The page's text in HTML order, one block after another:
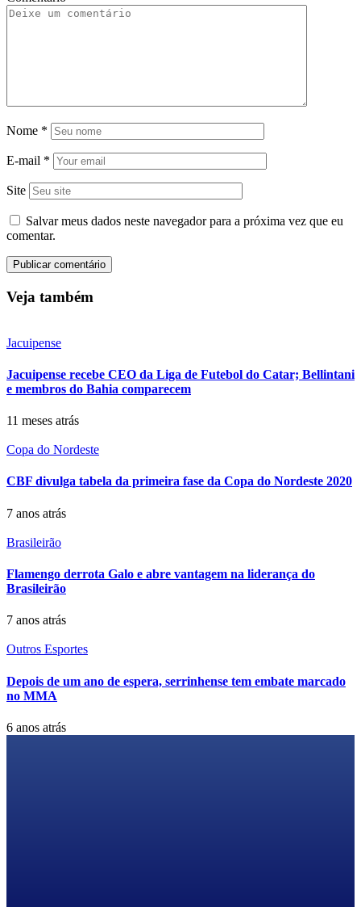
Nome *
E-mail *
Site
Salvar meus dados neste navegador para a próxima vez que eu
comentar.
Veja também
Jacuipense
Jacuipense recebe CEO da Liga de Futebol do Catar; Bellintani
e membros do Bahia comparecem
11 meses atrás
Copa do Nordeste
CBF divulga tabela da primeira fase da Copa do Nordeste 2020
7 anos atrás
Brasileirão
Flamengo derrota Galo e abre vantagem na liderança do
Brasileirão
7 anos atrás
Outros Esportes
Depois de um ano de espera, serrinhense tem embate marcado
no MMA
6 anos atrás